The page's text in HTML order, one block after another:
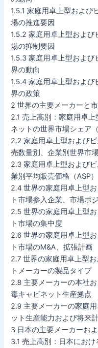
1.5.1 家庭用卓上型および
場の推進要因
1.5.2 家庭用卓上型およ
場の抑制要因
1.5.3 家庭用卓上型およ
界の動向
1.5.4 家庭用卓上型およ
界の政策
2 世界の主要メーカーと
2.1 売上高別：家庭用卓
ネットの世界市場シェア
2.2 家庭用卓上型および
売数量別、企業別世界市
2.3 家庭用卓上型および
業別平均販売価格（ASP
2.4 世界の家庭用卓上型
ト市場参入企業、市場ポ
2.5 世界の家庭用卓上型
ト市場の集中度
2.6 世界の家庭用卓上型
ト市場のM&A、拡張計画
2.7 世界の家庭用卓上型
トメーカーの製品タイプ
2.8 主要メーカーの本社
毒キャビネット生産拠点
2.9 主要メーカーの家庭
ット生産能力および将来
3 日本の主要メーカーお
3.1 売上高別：日本にお